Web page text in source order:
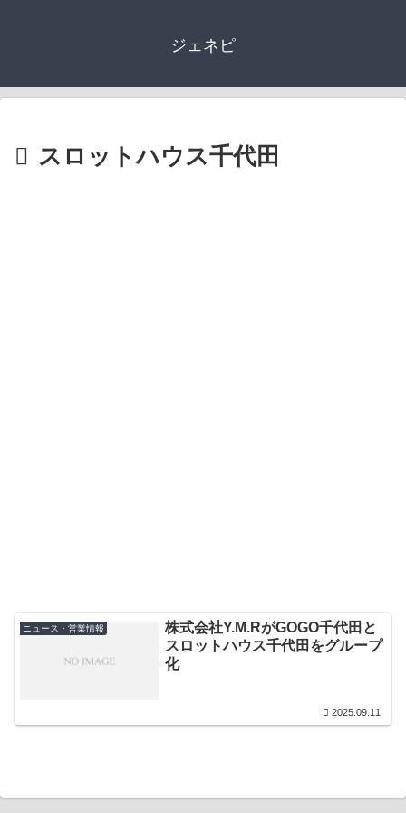
ジェネピ
スロットハウス千代田
ニュース・営業情報
株式会社Y.M.RがGOGO千代田と
スロットハウス千代田をグループ
化
2025.09.11